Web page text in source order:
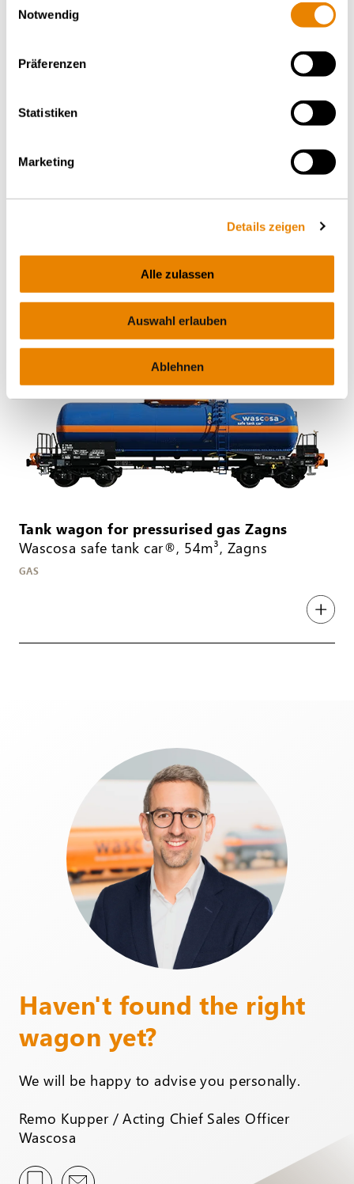
Notwendig
Präferenzen
Statistiken
Marketing
Details zeigen
Alle zulassen
Auswahl erlauben
Ablehnen
Middle distillate tank car, 88m³, Za(c)ns
MINERAL OIL
Tank wagon for pressurised gas Zagns
Wascosa safe tank car®, 54m³, Zagns
GAS
Haven't found the right
wagon yet?
We will be happy to advise you personally.
Remo Kupper / Acting Chief Sales Officer
Wascosa